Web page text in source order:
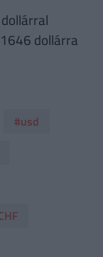
dollárra
#usd